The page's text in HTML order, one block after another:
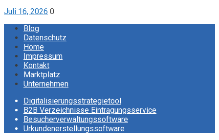
Juli 16, 2026 0
Blog
Datenschutz
Home
Impressum
Kontakt
Marktplatz
Unternehmen
Digitalisierungsstrategietool
B2B Verzeichnisse Eintragungsservice
Besucherverwaltungssoftware
Urkundenerstellungssoftware